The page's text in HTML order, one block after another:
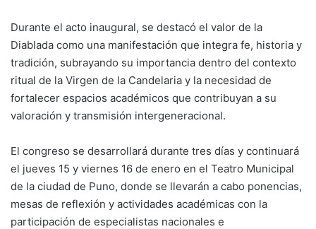
Durante el acto inaugural, se destacó el valor de la
Diablada como una manifestación que integra fe, historia y
tradición, subrayando su importancia dentro del contexto
ritual de la Virgen de la Candelaria y la necesidad de
fortalecer espacios académicos que contribuyan a su
valoración y transmisión intergeneracional.
El congreso se desarrollará durante tres días y continuará
el jueves 15 y viernes 16 de enero en el Teatro Municipal
de la ciudad de Puno, donde se llevarán a cabo ponencias,
mesas de reflexión y actividades académicas con la
participación de especialistas nacionales e